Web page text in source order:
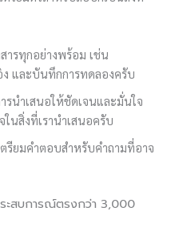
ารทุกอย่างพร้อม เช่น
ง และบันทึกการทดลองครับ
รนำเสนอให้ชัดเจนและมั่นใจ
ในสิ่งที่เรานำเสนอครับ
ตรียมคำตอบสำหรับคำถามที่อาจ
ะสบการณ์ตรงกว่า 3,000